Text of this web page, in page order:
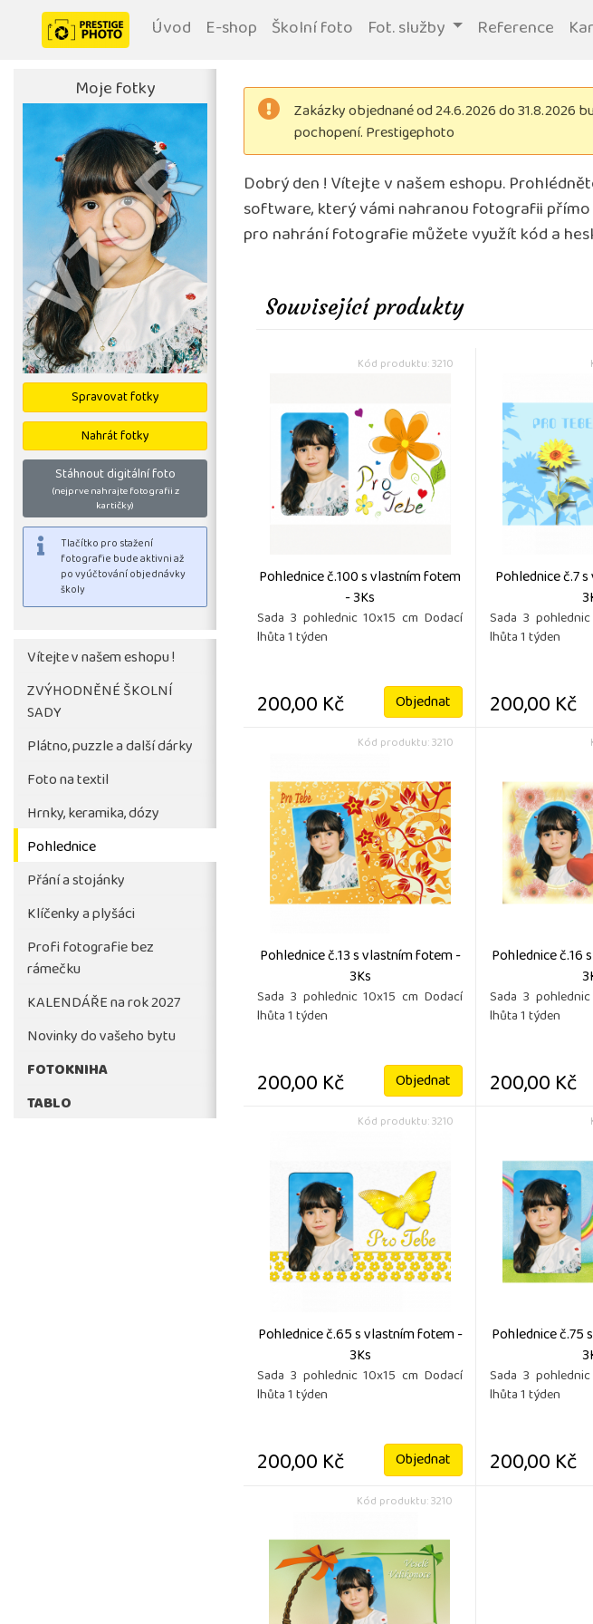
Úvod E-shop Školní foto Fot. služby Reference
Moje fotky
Spravovat fotky
Nahrát fotky
Stáhnout digitální foto
(nejprve nahrajte fotografii z
kartičky)
fotografie bude aktivni až
po vyúčtování objednávky
školy
Vítejte v našem eshopu !
ZVÝHODNĚNÉ ŠKOLNÍ
SADY
Plátno, puzzle a další dárky
Foto na textil
Hrnky, keramika, dózy
Pohlednice
Přání a stojánky
Klíčenky a plyšáci
Profi fotografie bez
rámečku
KALENDÁŘE na rok 2027
Novinky do vašeho bytu
FOTOKNIHA
TABLO
Zakázky objednané od 24.6.2026 do 31.8.2026
pochopení. Prestigephoto
Dobrý den ! Vítejte v našem eshopu.
software, který vámi nahranou fotografii
pro nahrání fotografie můžete využít kód a
Související produkty
Kód produktu: 3210
Pohlednice č.100 s vlastním fotem
- 3Ks
Sada 3 pohlednic 10x15 cm Dodací
lhůta 1 týden
200,00 Kč Objednat
Pohlednice č.7
Sada 3
lhůta 1 týden
200,00 Kč
Kód produktu: 3210
Pohlednice č.13 s vlastním fotem -
3Ks
Sada 3 pohlednic 10x15 cm Dodací
lhůta 1 týden
200,00 Kč Objednat
Pohlednice
Sada 3
lhůta 1 týden
200,00 Kč
Kód produktu: 3210
Pohlednice č.65 s vlastním fotem -
3Ks
Sada 3 pohlednic 10x15 cm Dodací
lhůta 1 týden
200,00 Kč Objednat
Pohlednice
Sada 3
lhůta 1 týden
200,00 Kč
Kód produktu: 3210